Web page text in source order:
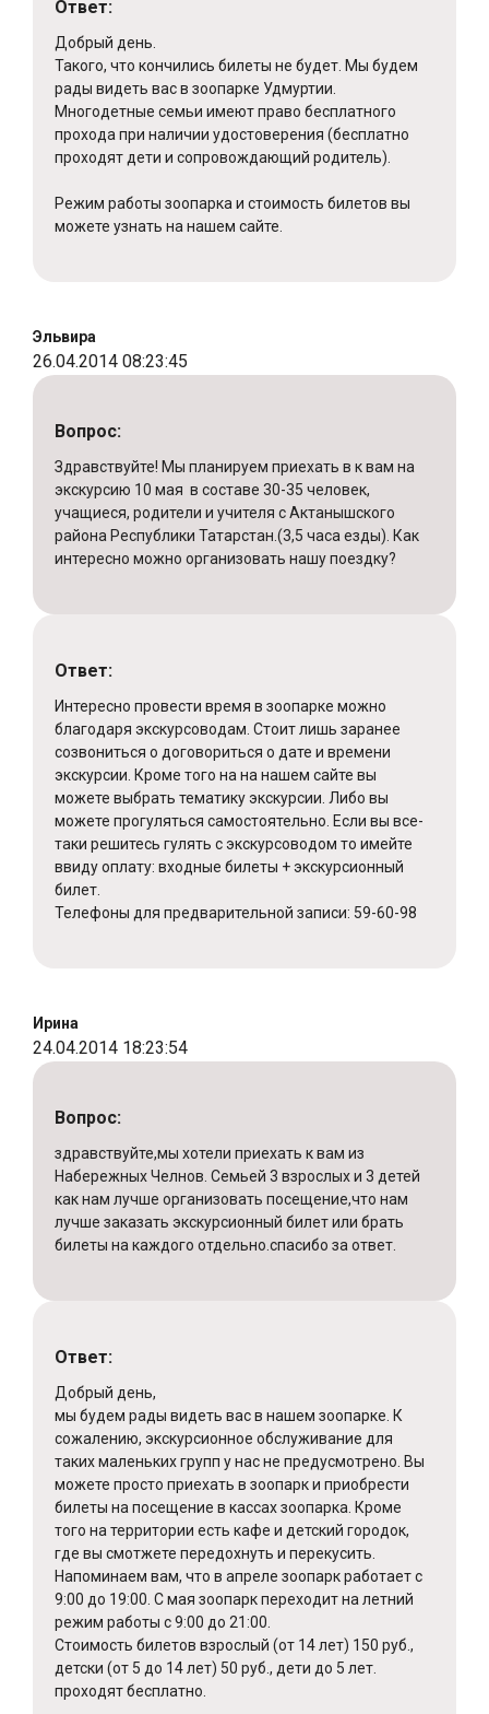
Ответ:
Добрый день.
Такого, что кончились билеты не будет. Мы будем
рады видеть вас в зоопарке Удмуртии.
Многодетные семьи имеют право бесплатного
прохода при наличии удостоверения (бесплатно
проходят дети и сопровождающий родитель).
Режим работы зоопарка и стоимость билетов вы
можете узнать на нашем сайте.
Эльвира
26.04.2014 08:23:45
Вопрос:
Здравствуйте! Мы планируем приехать в к вам на
экскурсию 10 мая в составе 30-35 человек,
учащиеся, родители и учителя с Актанышского
района Республики Татарстан.(3,5 часа езды). Как
интересно можно организовать нашу поездку?
Ответ:
Интересно провести время в зоопарке можно
благодаря экскурсоводам. Стоит лишь заранее
созвониться о договориться о дате и времени
экскурсии. Кроме того на на нашем сайте вы
можете выбрать тематику экскурсии. Либо вы
можете прогуляться самостоятельно. Если вы все-
таки решитесь гулять с экскурсоводом то имейте
ввиду оплату: входные билеты + экскурсионный
билет.
Телефоны для предварительной записи: 59-60-98
Ирина
24.04.2014 18:23:54
Вопрос:
здравствуйте,мы хотели приехать к вам из
Набережных Челнов. Семьей 3 взрослых и 3 детей
как нам лучше организовать посещение,что нам
лучше заказать экскурсионный билет или брать
билеты на каждого отдельно.спасибо за ответ.
Ответ:
Добрый день,
мы будем рады видеть вас в нашем зоопарке. К
сожалению, экскурсионное обслуживание для
таких маленьких групп у нас не предусмотрено. Вы
можете просто приехать в зоопарк и приобрести
билеты на посещение в кассах зоопарка. Кроме
того на территории есть кафе и детский городок,
где вы смотжете передохнуть и перекусить.
Напоминаем вам, что в апреле зоопарк работает с
9:00 до 19:00. С мая зоопарк переходит на летний
режим работы с 9:00 до 21:00.
Стоимость билетов взрослый (от 14 лет) 150 руб.,
детски (от 5 до 14 лет) 50 руб., дети до 5 лет.
проходят бесплатно.